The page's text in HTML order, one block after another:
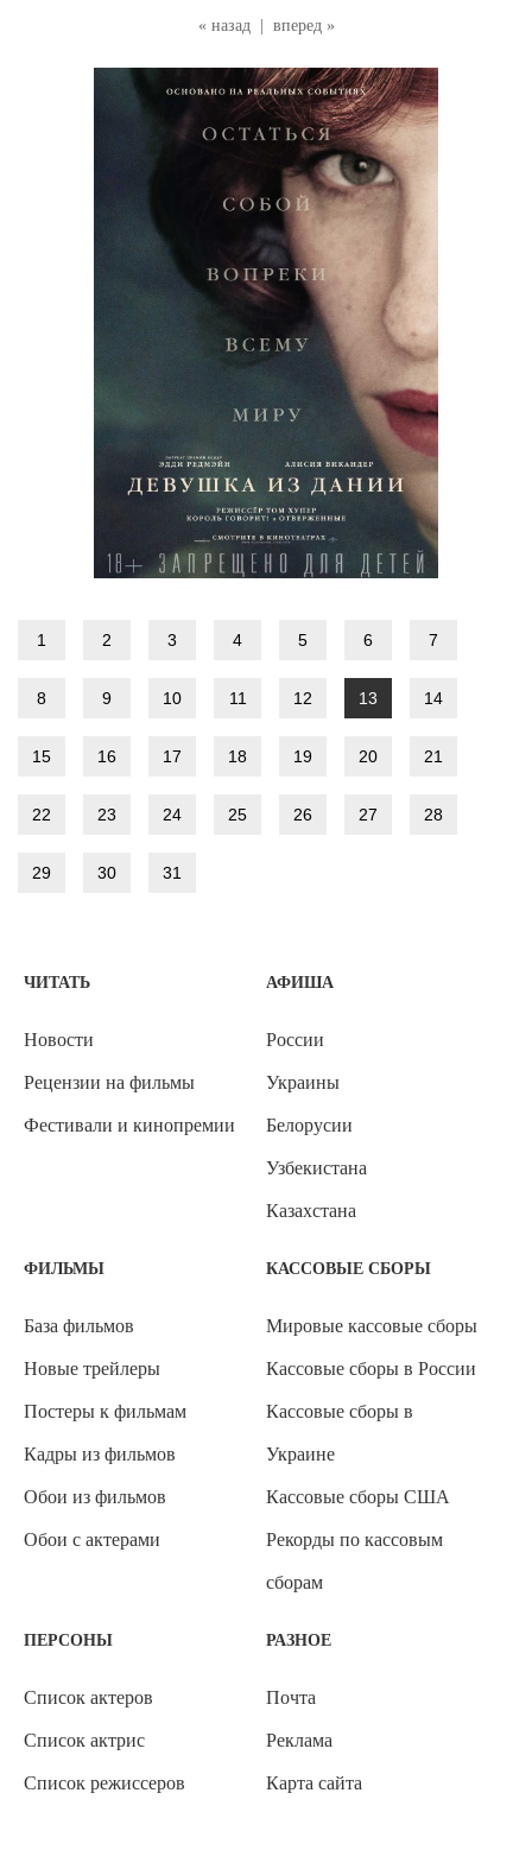
« назад
вперед »
1 2 3 4 5 6 7
8 9 10 11 12 13 14
15 16 17 18 19 20 21
22 23 24 25 26 27 28
29 30 31
ЧИТАТЬ
Новости
Рецензии на фильмы
Фестивали и кинопремии
АФИША
России
Украины
Белорусии
Узбекистана
Казахстана
ФИЛЬМЫ
База фильмов
Новые трейлеры
Постеры к фильмам
Кадры из фильмов
Обои из фильмов
Обои с актерами
КАССОВЫЕ СБОРЫ
Мировые кассовые сборы
Кассовые сборы в России
Кассовые сборы в
Украине
Кассовые сборы США
Рекорды по кассовым
сборам
ПЕРСОНЫ
Список актеров
Список актрис
Список режиссеров
РАЗНОЕ
Почта
Реклама
Карта сайта